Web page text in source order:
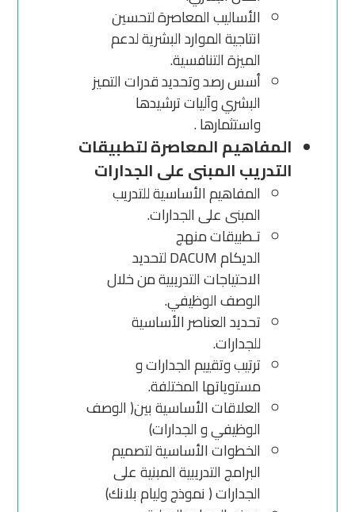
الأساليب المعاصرة لتحسين
انتاجية الموارد البشرية لدعم
الميزة التنافسية.
أسس رصد وتحديد قدرات التميز
البشري وآليات ترشيدها
واستثمارها .
المفاهيم المعاصرة لتطبيقات
التدريب المبنى على الجدارات
المفاهيم الأساسية للتدريب
المبنى على الجدارات.
تـطبيقات منهج
الديكام DACUM لتحديد
الاحتياجات التدريبية من خلال
الوصف الوظيفي.
تحديد العناصر الأساسية
للجدارات.
ترتيب وتقييم الجدارات و
مستوياتها المختلفة.
العلاقات الأساسية بين( الوصف
الوظيفي و الجدارات)
الخطوات الأساسية لتصميم
البرامج التدريبية المبنية على
الجدارات ( نموذج وليام بلانك)